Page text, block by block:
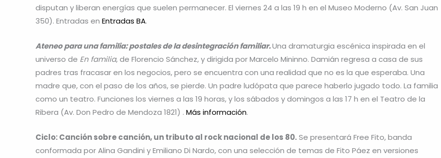
disputan y liberan energías que suelen permanecer. El viernes 24 a las 19 h en el Museo Moderno (Av. San Juan
350). Entradas en Entradas BA.
Ateneo para una familia: postales de la desintegración familiar.Una dramaturgia escénica inspirada en el
universo de En familia,de Florencio Sánchez, y dirigida por Marcelo Mininno. Damián regresa a casa de sus
padres tras fracasar en los negocios, pero se encuentra con una realidad que no es la que esperaba. Una
madre que, con el paso de los años, se pierde. Un padre ludópata que parece haberlo jugado todo. La familia
como un teatro. Funciones los viernes a las 19 horas, y los sábados y domingos a las 17 h en el Teatro de la
Ribera (Av. Don Pedro de Mendoza 1821) . Más información.
Ciclo: Canción sobre canción, un tributo al rock nacional de los 80.Se presentará Free Fito, banda
conformada por Alina Gandini y Emiliano Di Nardo, con una selección de temas de Fito Páez en versiones